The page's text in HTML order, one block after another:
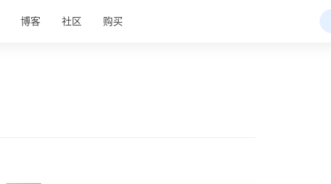
博客 社区 购买